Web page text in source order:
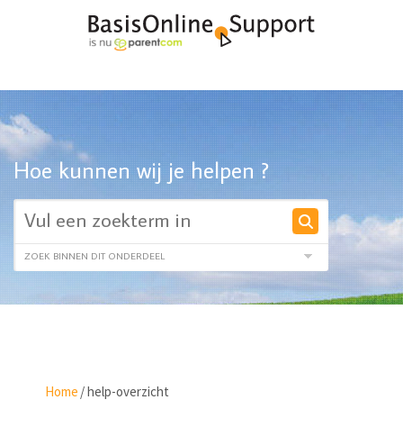
Hoe kunnen wij je helpen ?
Home /help-overzicht